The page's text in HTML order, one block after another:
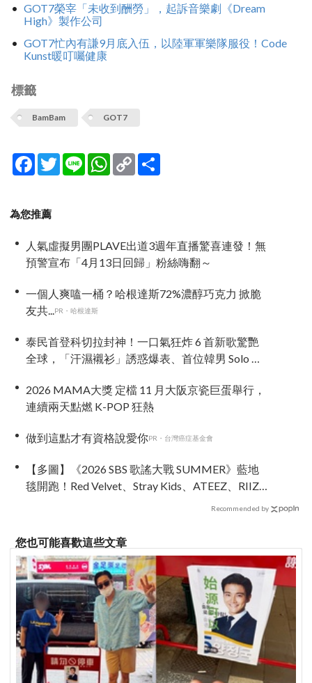
GOT7榮宰「未收到酬勞」，起訴音樂劇《Dream
High》製作公司
GOT7忙內有謙9月底入伍，以陸軍軍樂隊服役！Code
Kunst暖叮囑健康
標籤
BamBam GOT7
Facebook
TwitterLine WhatsApp
Copy
Link
為您推薦
人氣虛擬男團PLAVE出道3週年直播驚喜連發！無
預警宣布「4月13日回歸」粉絲嗨翻～
一個人爽嗑一桶？哈根達斯72%濃醇巧克力 掀脆
友共...PR・哈根達斯
泰民首登科切拉封神！一口氣狂炸 6 首新歌驚艷
全球，「汗濕襯衫」誘惑爆表、首位韓男 Solo 寫
2026 MAMA大獎 定檔 11 月大阪京瓷巨蛋舉行，
連續兩天點燃 K-POP 狂熱
做到這點才有資格說愛你PR・台灣癌症基金會
【多圖】《2026 SBS 歌謠大戰 SUMMER》藍地
毯開跑！Red Velvet、Stray Kids、ATEEZ、RIIZE
Recommended by
您也可能喜歡這些文章